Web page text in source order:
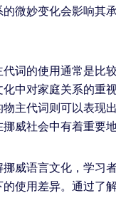
微妙变化会影响其
词的使用通常是比
中对家庭关系的重
主代词则可以表现
威社会中有着重要地
挪威语言文化，学习
使用差异。通过了